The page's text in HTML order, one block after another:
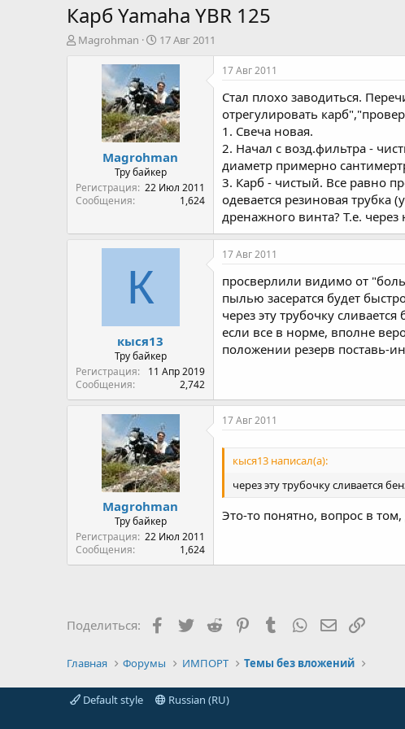
Карб Yamaha YBR 125
А
Magrohman
Д
т
а
н
а
ч
а
л
а
17 Авг 2011
Magrohman
Тру байкер
Регистрация 22 Июл 2011
Сообщения
1,624
17 Авг 2011
Стал плохо заводиться.
отрегулировать
1. Свеча новая.
2. Начал с возд.фильтра -
диаметр примерно
3. Карб - чистый. Все равно
одевается резиновая трубка
дренажного винта? Т.е.
К
кыся13
Тру байкер
Регистрация
11 Апр 2019
Сообщения
2,742
17 Авг 2011
просверлили видимо от
пылью засератся будет
через эту трубочку
если все в норме, вполне
положении резерв поставь-
Magrohman
Тру байкер
Регистрация 22 Июл 2011
Сообщения
1,624
17 Авг 2011
кыся13 написал(а):
через эту трубочку сливается
Это-то понятно, вопрос в
Поделиться: Facebook
TwitterReddit PinterestTumblrWhatsAppСсылка
Главная Форумы ИМПОРТ Темы без вложений
Default style Russian (RU)